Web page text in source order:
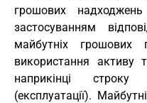
грошових
застосуванням
майбутніх грошових
використання активу
наприкінці строку
(експлуатації).